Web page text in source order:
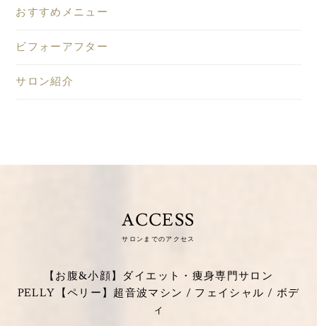
おすすめメニュー
ビフォーアフター
サロン紹介
ACCESS
サロンまでのアクセス
【お腹&小顔】ダイエット・痩身専門サロン
PELLY【ペリー】超音波マシン / フェイシャル / ボデ
ィ